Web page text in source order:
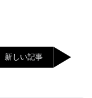
新しい記事